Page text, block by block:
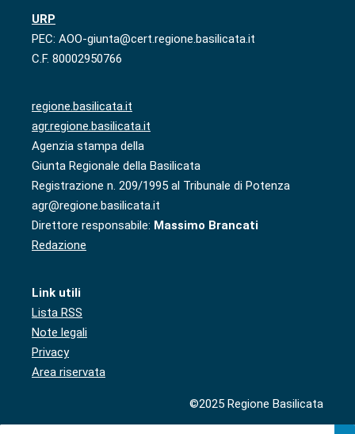
URP
PEC: AOO-giunta@cert.regione.basilicata.it
C.F. 80002950766
regione.basilicata.it
agr.regione.basilicata.it
Agenzia stampa della
Giunta Regionale della Basilicata
Registrazione n. 209/1995 al Tribunale di Potenza
agr@regione.basilicata.it
Direttore responsabile: Massimo Brancati
Redazione
Link utili
Lista RSS
Note legali
Privacy
Area riservata
©2025 Regione Basilicata